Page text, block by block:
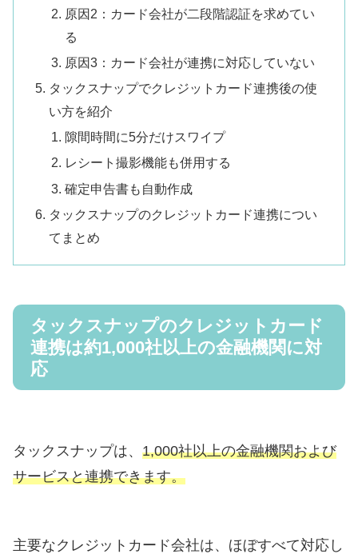
原因2：カード会社が二段階認証を求めてい
る
原因3：カード会社が連携に対応していない
タックスナップでクレジットカード連携後の使
い方を紹介
隙間時間に5分だけスワイプ
レシート撮影機能も併用する
確定申告書も自動作成
タックスナップのクレジットカード連携につい
てまとめ
タックスナップのクレジットカード
連携は約1,000社以上の金融機関に対
応
タックスナップは、 1,000社以上の金融機関および
サービスと連携できます。
主要なクレジットカード会社は、ほぼすべて対応し